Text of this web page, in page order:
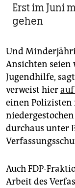
Erst im Juni
gehen
Und
Ansichten seien
Jugendhilfe,
verweist hierauf
einen
durchaus unter
Auch FDP-
Arbeit des